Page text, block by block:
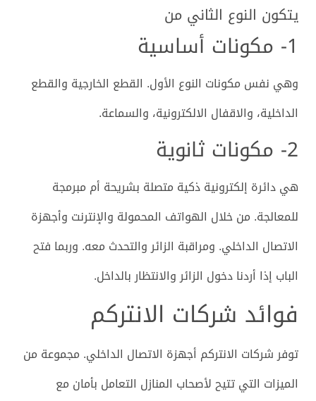
يتكون النوع الثاني من
1- مكونات أساسية
وهي نفس مكونات النوع الأول. القطع الخارجية والقطع
الداخلية، والاقفال الالكترونية، والسماعة.
2- مكونات ثانوية
هي دائرة إلكترونية ذكية متصلة بشريحة أم مبرمجة
للمعالجة. من خلال الهواتف المحمولة والإنترنت وأجهزة
الاتصال الداخلي. ومراقبة الزائر والتحدث معه. وربما فتح
الباب إذا أردنا دخول الزائر والانتظار بالداخل.
فوائد شركات الانتركم
توفر شركات الانتركم أجهزة الاتصال الداخلي. مجموعة من
الميزات التي تتيح لأصحاب المنازل التعامل بأمان مع